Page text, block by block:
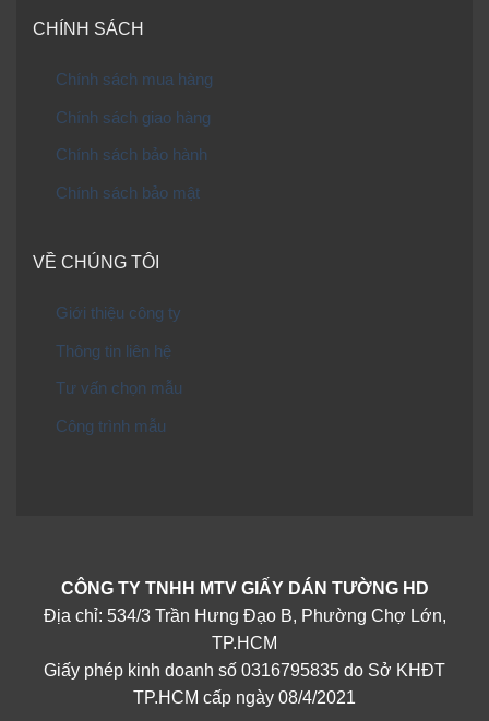
CHÍNH SÁCH
Chính sách mua hàng
Chính sách giao hàng
Chính sách bảo hành
Chính sách bảo mật
VỀ CHÚNG TÔI
Giới thiệu công ty
Thông tin liên hệ
Tư vấn chọn mẫu
Công trình mẫu
CÔNG TY TNHH MTV GIẤY DÁN TƯỜNG HD
Địa chỉ: 534/3 Trần Hưng Đạo B, Phường Chợ Lớn,
TP.HCM
Giấy phép kinh doanh số 0316795835 do Sở KHĐT
TP.HCM cấp ngày 08/4/2021